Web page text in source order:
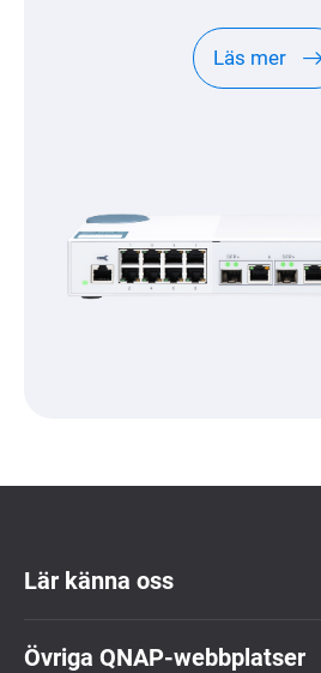
Läs mer
Lär känna oss
Övriga QNAP-webbplatser